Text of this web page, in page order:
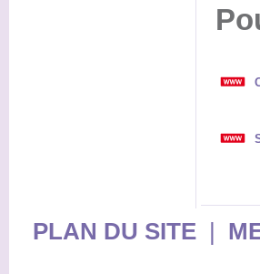
PLAN DU SITE|